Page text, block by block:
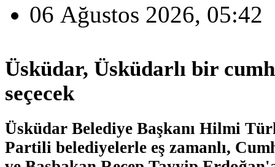
06 Ağustos 2026, 05:42
Üsküdar, Üsküdarlı bir
seçecek
Üsküdar Belediye Başkanı Hilmi
Partili belediyelerle eş zamanlı,